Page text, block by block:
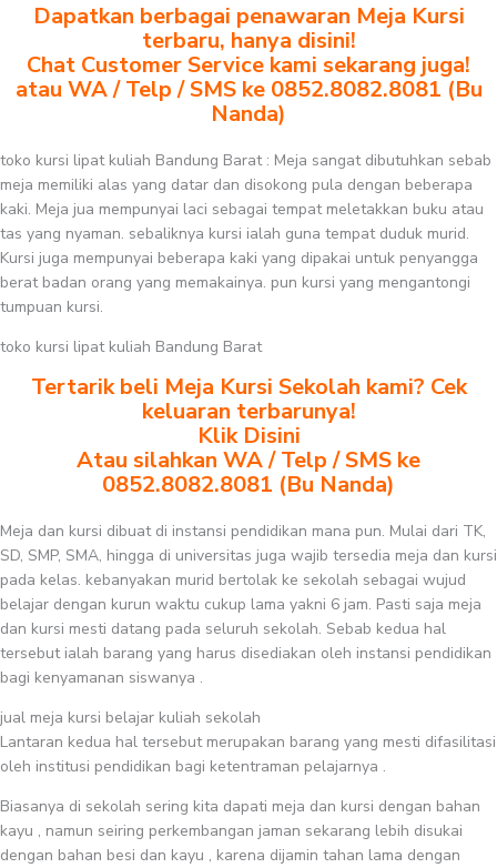
Dapatkan berbagai penawaran Meja Kursi
terbaru, hanya disini!
Chat Customer Service kami sekarang juga!
atau WA / Telp / SMS ke 0852.8082.8081 (Bu
Nanda)
toko kursi lipat kuliah Bandung Barat : Meja sangat dibutuhkan sebab
meja memiliki alas yang datar dan disokong pula dengan beberapa
kaki. Meja jua mempunyai laci sebagai tempat meletakkan buku atau
tas yang nyaman. sebaliknya kursi ialah guna tempat duduk murid.
Kursi juga mempunyai beberapa kaki yang dipakai untuk penyangga
berat badan orang yang memakainya. pun kursi yang mengantongi
tumpuan kursi.
toko kursi lipat kuliah Bandung Barat
Tertarik beli Meja Kursi Sekolah kami? Cek
keluaran terbarunya!
Klik Disini
Atau silahkan WA / Telp / SMS ke
0852.8082.8081 (Bu Nanda)
Meja dan kursi dibuat di instansi pendidikan mana pun. Mulai dari TK,
SD, SMP, SMA, hingga di universitas juga wajib tersedia meja dan kursi
pada kelas. kebanyakan murid bertolak ke sekolah sebagai wujud
belajar dengan kurun waktu cukup lama yakni 6 jam. Pasti saja meja
dan kursi mesti datang pada seluruh sekolah. Sebab kedua hal
tersebut ialah barang yang harus disediakan oleh instansi pendidikan
bagi kenyamanan siswanya .
jual meja kursi belajar kuliah sekolah
Lantaran kedua hal tersebut merupakan barang yang mesti difasilitasi
oleh institusi pendidikan bagi ketentraman pelajarnya .
Biasanya di sekolah sering kita dapati meja dan kursi dengan bahan
kayu , namun seiring perkembangan jaman sekarang lebih disukai
dengan bahan besi dan kayu , karena dijamin tahan lama dengan